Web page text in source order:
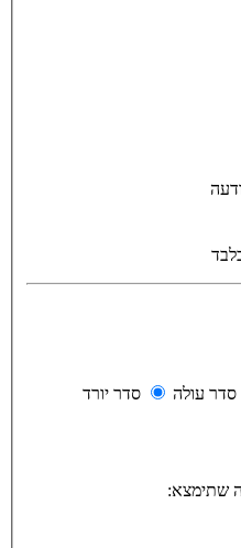
סדר עולה
סדר יורד
שתימצא: